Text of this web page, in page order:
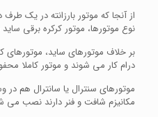
از آنجا که موتور بارزانته در یک
نوع موتورها، موتور کرکره برقی
بر خلاف موتورهای ساید، موتورهای
درام کار می شوند و موتور کاملا
موتورهای سنترال یا سانترال هم در
مکانیزم شافت و فنر دارند نصب می